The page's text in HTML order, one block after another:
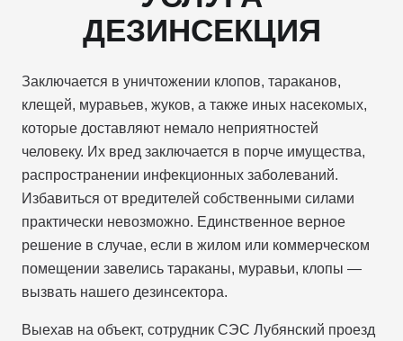
ДЕЗИНСЕКЦИЯ
Заключается в уничтожении клопов, тараканов,
клещей, муравьев, жуков, а также иных насекомых,
которые доставляют немало неприятностей
человеку. Их вред заключается в порче имущества,
распространении инфекционных заболеваний.
Избавиться от вредителей собственными силами
практически невозможно. Единственное верное
решение в случае, если в жилом или коммерческом
помещении завелись тараканы, муравьи, клопы —
вызвать нашего дезинсектора.
Выехав на объект, сотрудник СЭС Лубянский проезд